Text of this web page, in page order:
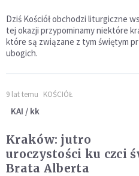
Dziś Kościół obchodzi liturgiczne
tej okazji przypominamy niektóre
które są związane z tym świętym
ubogich.
9 lat temu KOŚCIÓŁ
KAI / kk
Kraków: jutro
uroczystości ku czci
Brata Alberta